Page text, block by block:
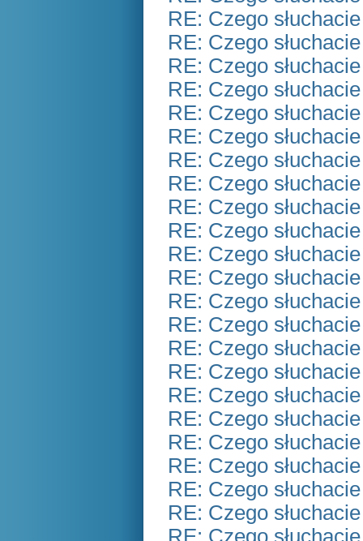
RE: Czego
RE: Czego
RE: Czego
RE: Czego
RE: Czego
RE: Czego
RE: Czego
RE: Czego
RE: Czego
RE: Czego
RE: Czego
RE: Czego
RE: Czego
RE: Czego
RE: Czego
RE: Czego
RE: Czego
RE: Czego
RE: Czego
RE: Czego
RE: Czego
RE: Czego
RE: Czego